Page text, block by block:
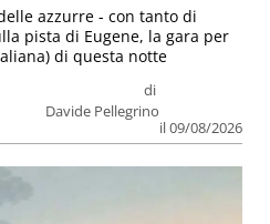
di
Davide Pellegrino
il 09/08/2026
azzurre - con tanto di
pista di Eugene, la gara per
di questa notte